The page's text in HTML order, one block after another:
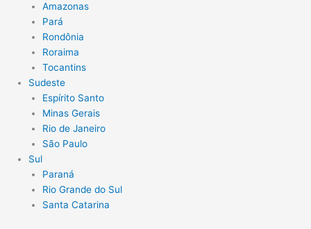
Amazonas
Pará
Rondônia
Roraima
Tocantins
Sudeste
Espírito Santo
Minas Gerais
Rio de Janeiro
São Paulo
Sul
Paraná
Rio Grande do Sul
Santa Catarina